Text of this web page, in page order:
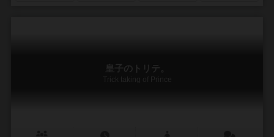
皇子のトリテ。
Trick taking of Prince